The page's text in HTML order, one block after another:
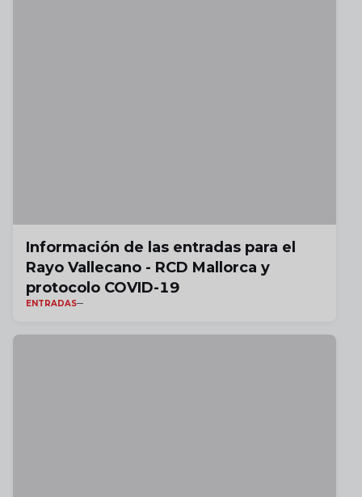
Información de las entradas para el
Rayo Vallecano - RCD Mallorca y
protocolo COVID-19
ENTRADAS